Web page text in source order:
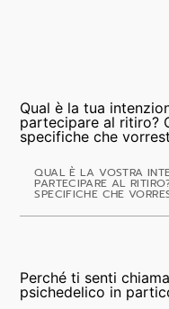
Qual è la tua
partecipare al ritiro?
specifiche che
Perché ti senti
psichedelico in